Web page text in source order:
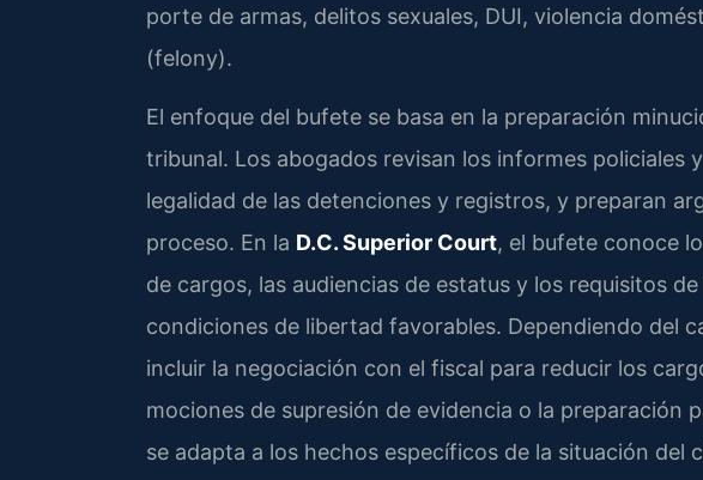
porte de armas, delitos sexuales, DUI, violencia
(felony).
El enfoque del bufete se basa en la preparación
tribunal. Los abogados revisan los informes policiales
legalidad de las detenciones y registros, y preparan
proceso. En la D.C. Superior Court, el bufete conoce
de cargos, las audiencias de estatus y los requisitos
condiciones de libertad favorables. Dependiendo del
incluir la negociación con el fiscal para reducir los
mociones de supresión de evidencia o la preparación
se adapta a los hechos específicos de la situación del